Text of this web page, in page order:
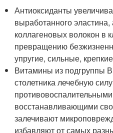
Антиоксиданты
выработанного эластина,
коллагеновых волокон в
превращению
упругие, сильные,
Витамины из подгруппы
столетника лечебную
восстанавливающими
залечивают
избавляют от самых